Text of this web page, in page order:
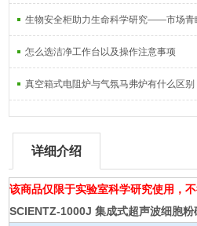
生物安全柜助力生命科学研究——市场青
怎么选洁净工作台以及操作注意事项
真空箱式电阻炉与气氛马弗炉有什么区别
详细介绍
该商品仅限于实验室科学研究使用，
SCIENTZ-1000J集成式超声波细胞粉